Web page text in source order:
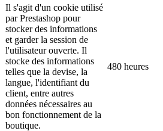
Il s'agit d'un cookie utilisé
par Prestashop pour
stocker des informations
et garder la session de
l'utilisateur ouverte. Il
stocke des informations
telles que la devise, la
langue, l'identifiant du
client, entre autres
données nécessaires au
bon fonctionnement de la
boutique.
480 heures